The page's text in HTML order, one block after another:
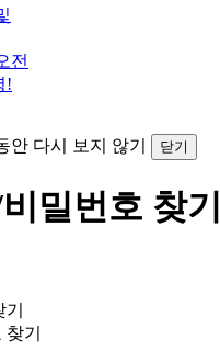
전
!
안 다시 보지 않기 닫기
밀번호 찾기
기